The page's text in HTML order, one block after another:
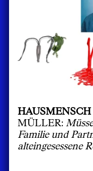
HAUSMENSCH
MÜLLER:
Familie und
alteingesessene